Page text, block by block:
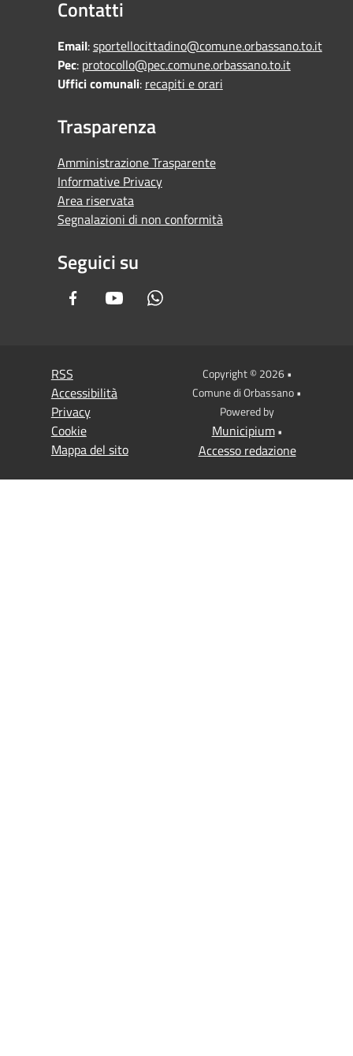
Contatti
Email:sportellocittadino@comune.orbassano.to.it
Pec: protocollo@pec.comune.orbassano.to.it
Uffici comunali: recapiti e orari
Trasparenza
Amministrazione Trasparente
Informative Privacy
Area riservata
Segnalazioni di non conformità
Seguici su
FacebookYoutube
RSS
Accessibilità
Privacy
Cookie
Mappa del sito
Copyright © 2026 •
Comune di Orbassano •
Powered by
Municipium•
Accesso redazione